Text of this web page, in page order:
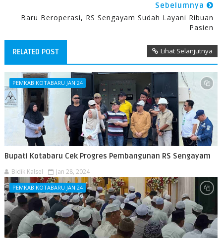
Sebelumnya
Baru Beroperasi, RS Sengayam Sudah Layani Ribuan
Pasien
RELATED POST Lihat Selanjutnya
PEMKAB KOTABARU JAN 24
Bupati Kotabaru Cek Progres Pembangunan RS Sengayam
Bidik Kalsel Jan 28, 2024
PEMKAB KOTABARU JAN 24